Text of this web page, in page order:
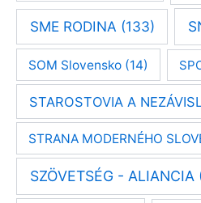
SME RODINA (133)
SOM Slovensko (14)
STAROSTOVIA A
STRANA MODERNÉHO
SZÖVETSÉG - ALIANCIA